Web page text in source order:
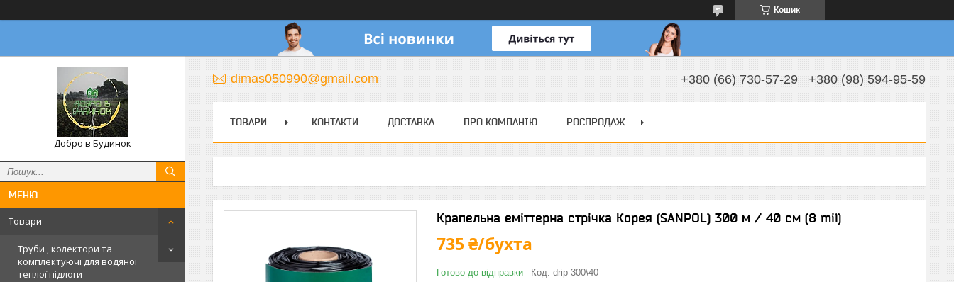
Кошик
Добро в Будинок
Товари
Труби , колектори та
комплектуючі для водяної
теплої підлоги
dimas050990@gmail.com +380 (66) 730-57-29 +380 (98) 594-95-59
ТОВАРИ КОНТАКТИ ДОСТАВКА ПРО КОМПАНІЮ РОСПРОДАЖ
Крапельна еміттерна стрічка Корея (SANPOL) 300 м / 40 см (8 mil)
735 ₴/бухта
Готово до відправки Код: drip 300\40